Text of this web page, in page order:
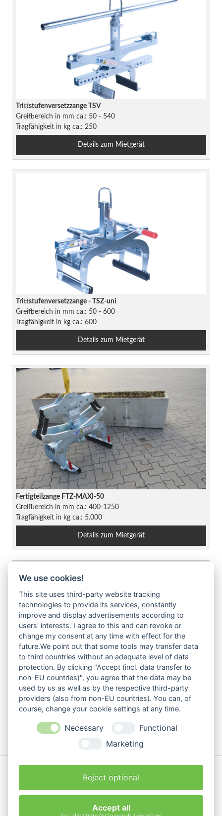
Trittstufenversetzzange TSV
Greifbereich in mm ca.: 50 - 540
Tragfähigkeit in kg ca.: 250
Details zum Mietgerät
Trittstufenversetzzange - TSZ-uni
Greifbereich in mm ca.: 50 - 600
Tragfähigkeit in kg ca.: 600
Details zum Mietgerät
Fertigteilzange FTZ-MAXI-50
Greifbereich in mm ca.: 400-1250
Tragfähigkeit in kg ca.: 5.000
Details zum Mietgerät
Vakuum-Hebegerät SH-2500-UNI B
max. Tragfähigkeit in kg ca.: 2.500
Eigengewicht in kg ca.: 117
Details zum Mietgerät
© Copyright 2026. Berning Miet- und Vertriebs GmbH. Alle Rechte
Wissenswert
We use cookies!
This site uses third-party website tracking
technologies to provide its services, constantly
improve and display advertisements according to
users' interests. I agree to this and can revoke or
change my consent at any time with effect for the
future.We point out that some tools may transfer data
to third countries without an adequate level of data
protection. By clicking "Accept (incl. data transfer to
non-EU countries)", you agree that the data may be
used by us as well as by the respective third-party
providers (also from non-EU countries). You can, of
course, change your cookie settings at any time.
Necessary
Functional
Marketing
Reject optional
Accept all